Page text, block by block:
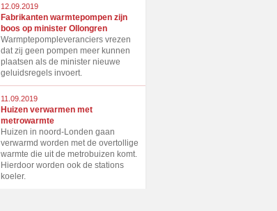
12.09.2019
Fabrikanten warmtepompen zijn
boos op minister Ollongren
Warmptepompleveranciers vrezen
dat zij geen pompen meer kunnen
plaatsen als de minister nieuwe
geluidsregels invoert.
11.09.2019
Huizen verwarmen met
metrowarmte
Huizen in noord-Londen gaan
verwarmd worden met de overtollige
warmte die uit de metrobuizen komt.
Hierdoor worden ook de stations
koeler.